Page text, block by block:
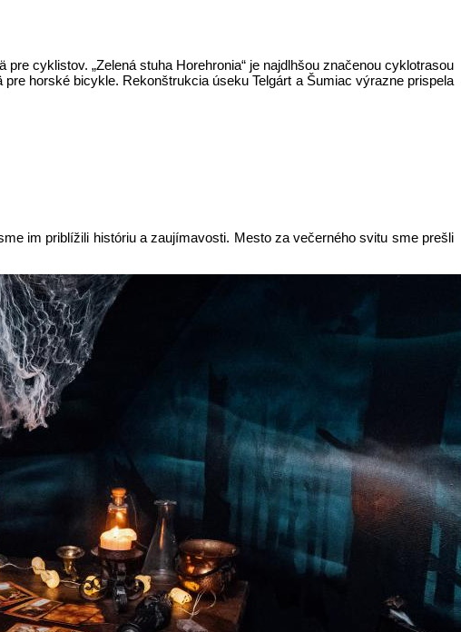
cyklistov. „Zelená stuha Horehronia“ je najdlhšou značenou cyklotrasou
horské bicykle. Rekonštrukcia úseku Telgárt a Šumiac výrazne prispela
im priblížili históriu a zaujímavosti. Mesto za večerného svitu sme prešli